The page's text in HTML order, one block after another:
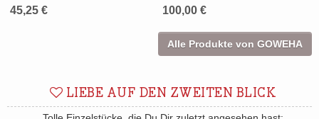
45,25 € 100,00 €
Alle Produkte von GOWEHA
LIEBE AUF DEN ZWEITEN BLICK